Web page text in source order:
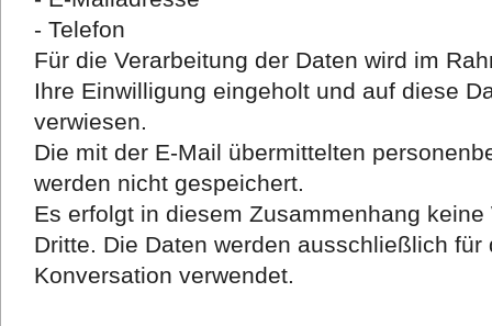
- Telefon
Für die Verarbeitung der Daten wird im
Ihre Einwilligung eingeholt und auf diese
verwiesen.
Die mit der E-Mail übermittelten
werden nicht gespeichert.
Es erfolgt in diesem Zusammenhang
Dritte. Die Daten werden ausschließlich für
Konversation verwendet.